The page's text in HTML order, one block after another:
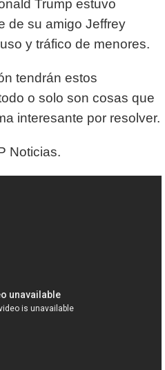
Trump estuvo
de su amigo Jeffrey
y tráfico de menores.
tendrán estos
o solo son cosas que
interesante por resolver.
Noticias.